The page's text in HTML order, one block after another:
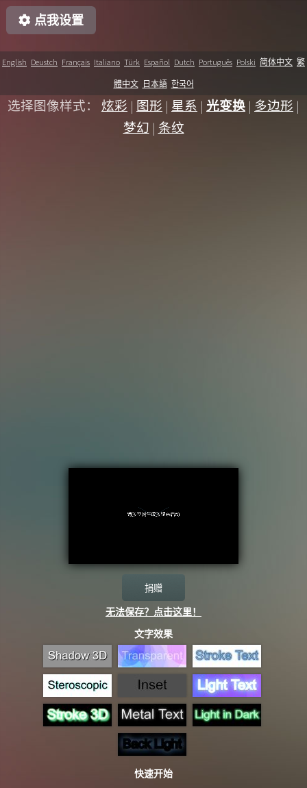
English Deustch Français Italiano Türk Español Dutch Português Polski 简体中文 繁
體中文 日本語 한국어
选择图像样式： 炫彩 | 图形 | 星系 | 光变换 | 多边形 |
梦幻 | 条纹
捐赠
无法保存？点击这里！
文字效果
快速开始